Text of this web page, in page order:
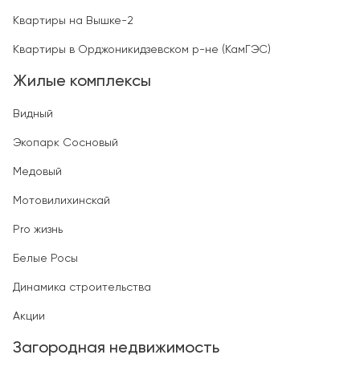
Квартиры на Вышке-2
Квартиры в Орджоникидзевском р-не (КамГЭС)
Жилые комплексы
Видный
Экопарк Сосновый
Медовый
Мотовилихинскай
Pro жизнь
Белые Росы
Динамика строительства
Акции
Загородная недвижимость